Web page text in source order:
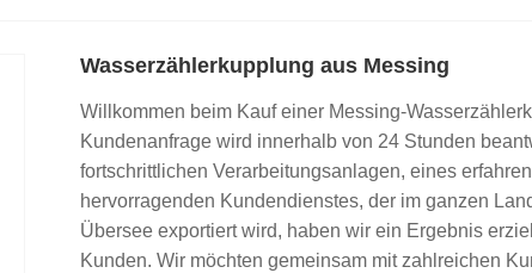
Wasserzählerkupplung aus Messing
Willkommen beim Kauf einer Messing-
Kundenanfrage wird innerhalb von 24 Stunden
fortschrittlichen Verarbeitungsanlagen, eines
hervorragenden Kundendienstes, der im ganzen
Übersee exportiert wird, haben wir ein Ergebnis
Kunden. Wir möchten gemeinsam mit zahlreichen